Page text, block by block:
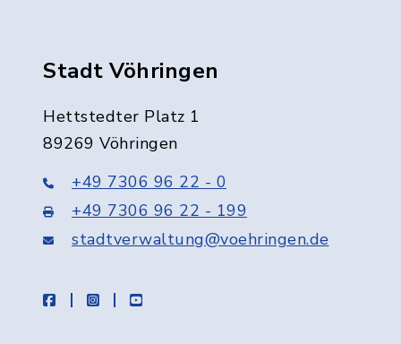
Stadt Vöhringen
Hettstedter Platz 1
89269 Vöhringen
+49 7306 96 22 - 0
+49 7306 96 22 - 199
stadtverwaltung@voehringen.de
facebookinstagramyoutube